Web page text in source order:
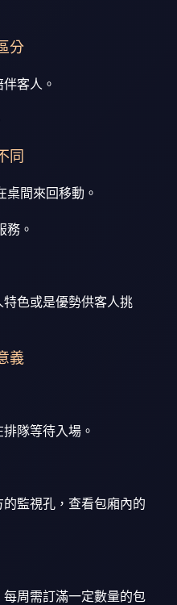
分
客人。
同
桌間來回移動。
務。
色或是優勢供客人挑
義
隊等待入場。
監視孔，查看包廂內的
周需訂滿一定數量的包